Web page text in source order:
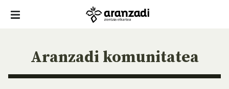
Aranzadi komunitatea